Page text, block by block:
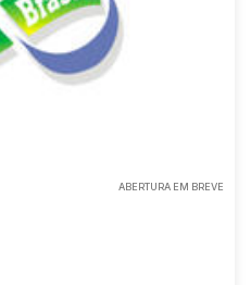
ABERTURA EM BREVE